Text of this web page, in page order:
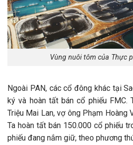
Vùng nuôi tôm của Thực
Ngoài PAN, các cổ đông khác tại
ký và hoàn tất bán cổ phiếu FMC.
Triệu Mai Lan, vợ ông Phạm Hoàng
Ta hoàn tất bán 150.000 cổ phiếu
phiếu đang nắm giữ, theo phương